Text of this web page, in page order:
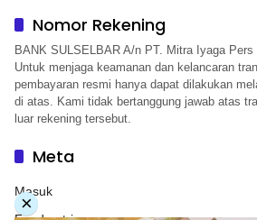
Nomor Rekening
BANK SULSELBAR A/n PT. Mitra Iyaga Pers
Untuk menjaga keamanan dan kelancaran
pembayaran resmi hanya dapat dilakukan
di atas. Kami tidak bertanggung jawab atas
luar rekening tersebut.
Meta
Masuk
×